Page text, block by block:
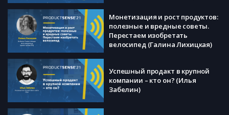
Монетизация и рост продуктов:
полезные и вредные советы.
Перестаем изобретать
велосипед (Галина Лихицкая)
Успешный продакт в крупной
компании – кто он? (Илья
Забелин)